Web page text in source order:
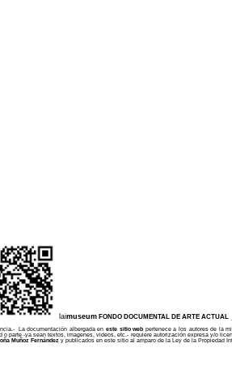
laimuseuml FONDO DOCUMENTAL DE ARTE ACTUAL
La documentación albergada eneste sitio web pertenece a los autores de la
o parte -ya sean textos, imagenes, videos, etc.- requiere autorización expresa y/o
Muñoz Fernández y publicados en este sitio al amparo de la Ley de la Propiedad